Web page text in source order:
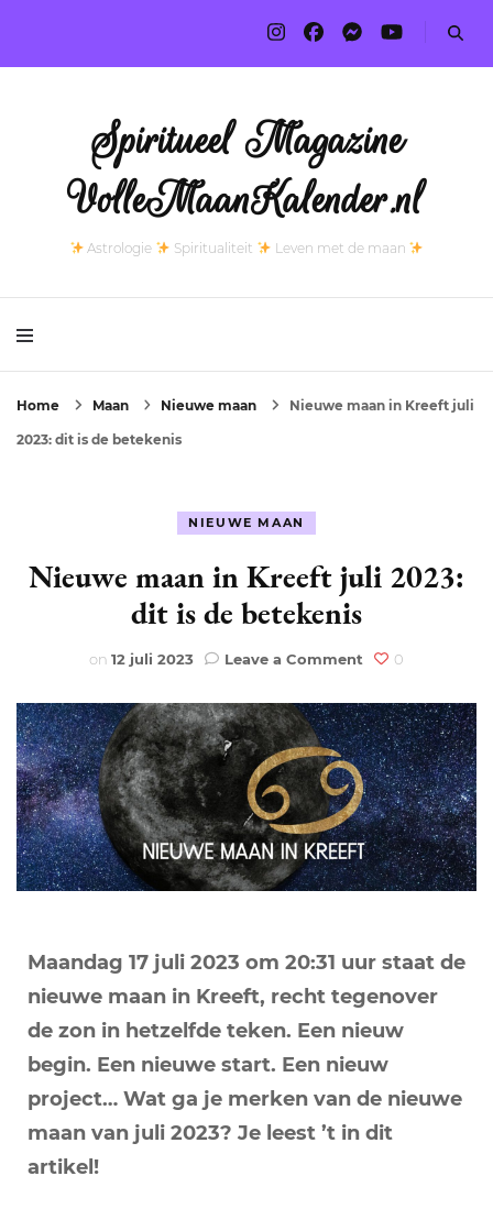
Spiritueel Magazine
VolleMaanKalender.nl
Astrologie Spiritualiteit Leven met de maan
Home Maan Nieuwe maan Nieuwe maan in Kreeft juli
2023: dit is de betekenis
NIEUWE MAAN
Nieuwe maan in Kreeft juli 2023:
dit is de betekenis
on 12 juli 2023 Leave a Comment on
maan
in
Kreeft
juli
2023:
dit
is
de
betekenis
0
Maandag 17 juli 2023 om 20:31 uur staat de
nieuwe maan in Kreeft, recht tegenover
de zon in hetzelfde teken. Een nieuw
begin. Een nieuwe start. Een nieuw
project… Wat ga je merken van de nieuwe
maan van juli 2023? Je leest ’t in dit
artikel!